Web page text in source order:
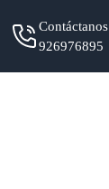
Contáctanos al
926976895